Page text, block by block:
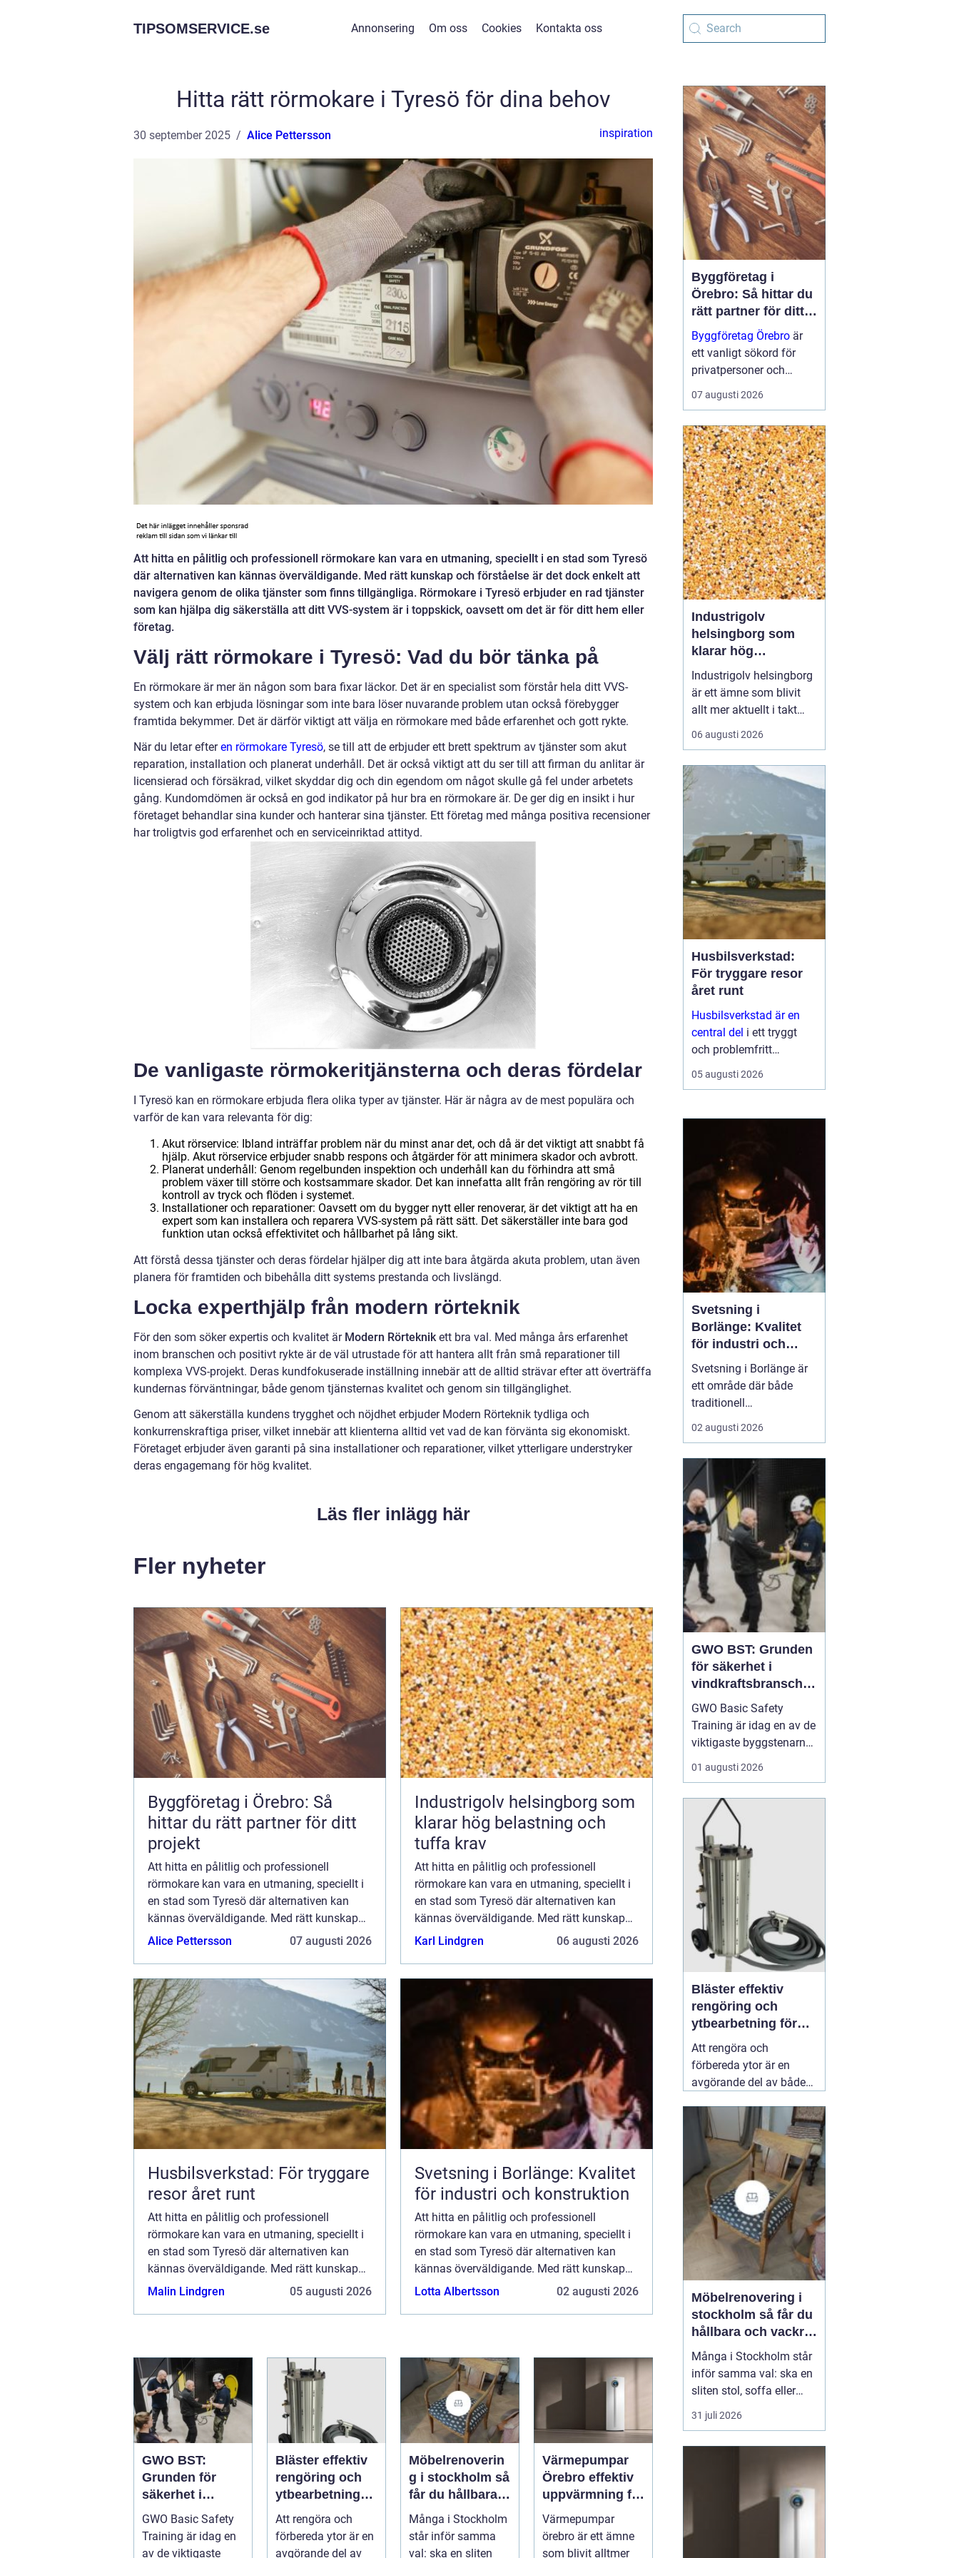
TIPSOMSERVICE.se Annonsering Om oss Cookies Kontakta oss
Hitta rätt rörmokare i Tyresö för dina behov
30 september 2025 Alice Pettersson inspiration
Att hitta en pålitlig och professionell rörmokare kan vara en utmaning, speciellt i en stad som Tyresö
där alternativen kan kännas överväldigande. Med rätt kunskap och förståelse är det dock enkelt att
navigera genom de olika tjänster som finns tillgängliga. Rörmokare i Tyresö erbjuder en rad tjänster
som kan hjälpa dig säkerställa att ditt VVS-system är i toppskick, oavsett om det är för ditt hem eller
företag.
Välj rätt rörmokare i Tyresö: Vad du bör tänka på
En rörmokare är mer än någon som bara fixar läckor. Det är en specialist som förstår hela ditt VVS-
system och kan erbjuda lösningar som inte bara löser nuvarande problem utan också förebygger
framtida bekymmer. Det är därför viktigt att välja en rörmokare med både erfarenhet och gott rykte.
När du letar efteren rörmokare Tyresö, se till att de erbjuder ett brett spektrum av tjänster som akut
reparation, installation och planerat underhåll. Det är också viktigt att du ser till att firman du anlitar är
licensierad och försäkrad, vilket skyddar dig och din egendom om något skulle gå fel under arbetets
gång. Kundomdömen är också en god indikator på hur bra en rörmokare är. De ger dig en insikt i hur
företaget behandlar sina kunder och hanterar sina tjänster. Ett företag med många positiva recensioner
har troligtvis god erfarenhet och en serviceinriktad attityd.
De vanligaste rörmokeritjänsterna och deras fördelar
I Tyresö kan en rörmokare erbjuda flera olika typer av tjänster. Här är några av de mest populära och
varför de kan vara relevanta för dig:
Akut rörservice: Ibland inträffar problem när du minst anar det, och då är det viktigt att snabbt få
hjälp. Akut rörservice erbjuder snabb respons och åtgärder för att minimera skador och avbrott.
Planerat underhåll: Genom regelbunden inspektion och underhåll kan du förhindra att små
problem växer till större och kostsammare skador. Det kan innefatta allt från rengöring av rör till
kontroll av tryck och flöden i systemet.
Installationer och reparationer: Oavsett om du bygger nytt eller renoverar, är det viktigt att ha en
expert som kan installera och reparera VVS-system på rätt sätt. Det säkerställer inte bara god
funktion utan också effektivitet och hållbarhet på lång sikt.
Att förstå dessa tjänster och deras fördelar hjälper dig att inte bara åtgärda akuta problem, utan även
planera för framtiden och bibehålla ditt systems prestanda och livslängd.
Locka experthjälp från modern rörteknik
För den som söker expertis och kvalitet är Modern Rörteknik ett bra val. Med många års erfarenhet
inom branschen och positivt rykte är de väl utrustade för att hantera allt från små reparationer till
komplexa VVS-projekt. Deras kundfokuserade inställning innebär att de alltid strävar efter att överträffa
kundernas förväntningar, både genom tjänsternas kvalitet och genom sin tillgänglighet.
Genom att säkerställa kundens trygghet och nöjdhet erbjuder Modern Rörteknik tydliga och
konkurrenskraftiga priser, vilket innebär att klienterna alltid vet vad de kan förvänta sig ekonomiskt.
Företaget erbjuder även garanti på sina installationer och reparationer, vilket ytterligare understryker
deras engagemang för hög kvalitet.
Läs fler inlägg här
Fler nyheter
Byggföretag i Örebro: Så
hittar du rätt partner för ditt
projekt
Att hitta en pålitlig och professionell
rörmokare kan vara en utmaning, speciellt i
en stad som Tyresö där alternativen kan
kännas överväldigande. Med rätt kunskap
och förståelse är det dock en...
Alice Pettersson 07 augusti 2026
Industrigolv helsingborg som
klarar hög belastning och
tuffa krav
Att hitta en pålitlig och professionell
rörmokare kan vara en utmaning, speciellt i
en stad som Tyresö där alternativen kan
kännas överväldigande. Med rätt kunskap
och förståelse är det dock en...
Karl Lindgren 06 augusti 2026
Husbilsverkstad: För tryggare
resor året runt
Att hitta en pålitlig och professionell
rörmokare kan vara en utmaning, speciellt i
en stad som Tyresö där alternativen kan
kännas överväldigande. Med rätt kunskap
och förståelse är det dock en...
Malin Lindgren 05 augusti 2026
Svetsning i Borlänge: Kvalitet
för industri och konstruktion
Att hitta en pålitlig och professionell
rörmokare kan vara en utmaning, speciellt i
en stad som Tyresö där alternativen kan
kännas överväldigande. Med rätt kunskap
och förståelse är det dock en...
Lotta Albertsson 02 augusti 2026
GWO BST:
Grunden för
säkerhet i
vindkraftsbrans
chen
GWO Basic Safety
Training är idag en
av de viktigaste
Bläster effektiv
rengöring och
ytbearbetning
för proffs och
hantverkare
Att rengöra och
förbereda ytor är en
avgörande del av
Möbelrenoverin
g i stockholm så
får du hållbara
och vackra
möbler
Många i Stockholm
står inför samma
val: ska en sliten
Värmepumpar
Örebro effektiv
uppvärmning för
hus och
fastigheter
Värmepumpar
örebro är ett ämne
som blivit alltmer
Byggföretag i
Örebro: Så hittar du
rätt partner för ditt
projekt
Byggföretag Örebro är
ett vanligt sökord för
privatpersoner och
företag som planerar att
bygga nytt, renovera eller
huset. Många vill ha en
trygg by...
07 augusti 2026
Industrigolv
helsingborg som
klarar hög
belastning och tuffa
krav
Industrigolv helsingborg
är ett ämne som blivit
allt mer aktuellt i takt
med att fler
verksamheter söker
lättskötta golvlösningar.
produktionsmiljöer
behöver golvet vara mer
än bara en slityta. Golvet
ska tåla tung trafi...
06 augusti 2026
Husbilsverkstad:
För tryggare resor
året runt
Husbilsverkstad är en
central del i ett tryggt
och problemfritt
husbilsliv. När en husbil
används som både
05 augusti 2026
Svetsning i
Borlänge: Kvalitet
för industri och
konstruktion
Svetsning i Borlänge är
ett område där både
traditionell
verkstadsindustri och
moderna
möts. I takt med att
kraven på hållbara
lösningar och hög
produktionssäkerhet ö...
02 augusti 2026
GWO BST: Grunden
för säkerhet i
vindkraftsbransche
n
GWO Basic Safety
Training är idag en av de
viktigaste byggstenarna
för alla som vill arbeta
professionellt inom
skapar en gemensam
säkerhetsnivå i en
bransch där jobbet ofta
sker långt frå...
01 augusti 2026
Bläster effektiv
rengöring och
ytbearbetning för
proffs och
hantverkare
Att rengöra och
förbereda ytor är en
avgörande del av både
renovering. Färg, rost,
smuts och gamla
beläggningar gör att
material åldras snabbare
och försämrar
slutresultatet vid
målning eller annan
behandling. Här31 juli
Möbelrenovering i
stockholm så får du
hållbara och vackra
möbler
Många i Stockholm står
inför samma val: ska en
sliten stol, soffa eller
fåtölj slängas, säljas
billigt eller renoveras?
möbelrenovering istället
för nyköp. Resultatet blir
ofta både mer personligt,
31 juli 2026